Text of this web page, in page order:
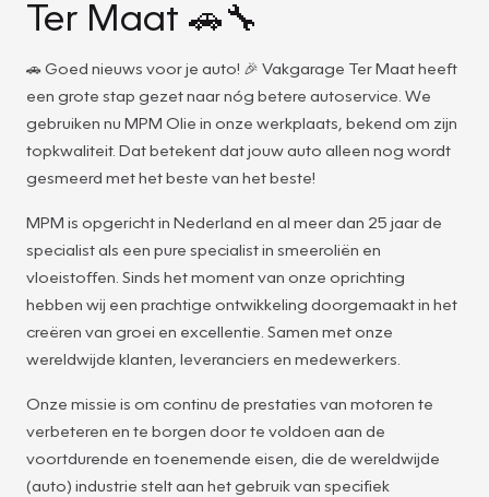
Ter Maat 🚗🔧
🚗 Goed nieuws voor je auto! 🎉 Vakgarage Ter Maat heeft
een grote stap gezet naar nóg betere autoservice. We
gebruiken nu MPM Olie in onze werkplaats, bekend om zijn
topkwaliteit. Dat betekent dat jouw auto alleen nog wordt
gesmeerd met het beste van het beste!
MPM is opgericht in Nederland en al meer dan 25 jaar de
specialist als een pure specialist in smeeroliën en
vloeistoffen. Sinds het moment van onze oprichting
hebben wij een prachtige ontwikkeling doorgemaakt in het
creëren van groei en excellentie. Samen met onze
wereldwijde klanten, leveranciers en medewerkers.
Onze missie is om continu de prestaties van motoren te
verbeteren en te borgen door te voldoen aan de
voortdurende en toenemende eisen, die de wereldwijde
(auto) industrie stelt aan het gebruik van specifiek